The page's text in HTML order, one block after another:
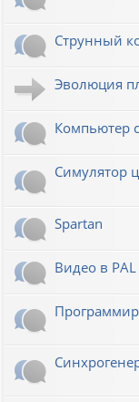
Струнный
Эволюция
Компьютер
Симулятор
Spartan
Видео в PAL